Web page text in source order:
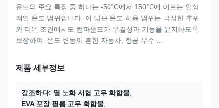
운드의 주요 특징 중 하나는 -50°C에서 150°C에 이르는 인상
적인 온도 범위입니다. 이 넓은 온도 허용 범위는 극심한 추위
와 더위 조건에서도 컴파운드가 무결성과 기능을 유지하도록
보장하여, 온도 변동이 흔한 자동차, 항공 우주 ...
제품 세부정보
강조하다: 열 노화 시험 고무 화합물
EVA 포장 필름 고무 화합물